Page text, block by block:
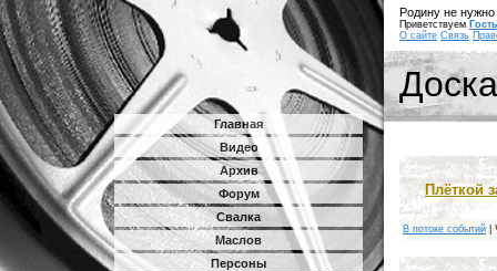
Главная
Видео
Архив
Форум
Свалка
Маслов
Персоны
Родину не нужно
Приветствуем Гость
О сайте Связь
Плёткой
В потоке событий